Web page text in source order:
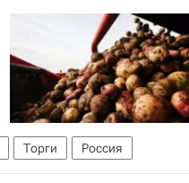
Торги Россия